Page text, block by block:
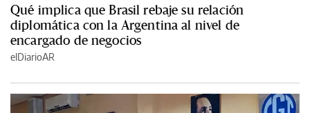
Qué implica que Brasil rebaje su relación
diplomática con la Argentina al nivel de
encargado de negocios
elDiarioAR